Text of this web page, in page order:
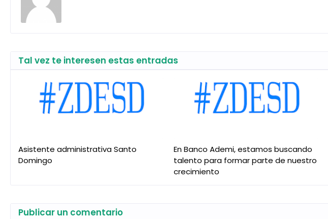
Tal vez te interesen estas entradas
Asistente administrativa Santo
Domingo
En Banco Ademi, estamos buscando
talento para formar parte de nuestro
crecimiento
Publicar un comentario